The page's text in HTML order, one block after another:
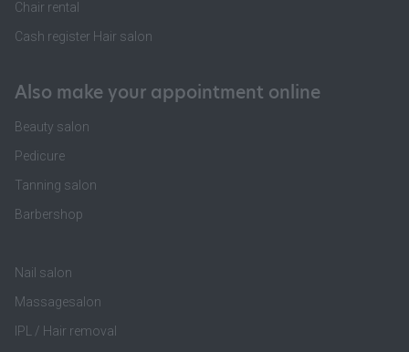
Chair rental
Cash register Hair salon
Also make your appointment online
Beauty salon
Pedicure
Tanning salon
Barbershop
Nail salon
Massagesalon
IPL / Hair removal